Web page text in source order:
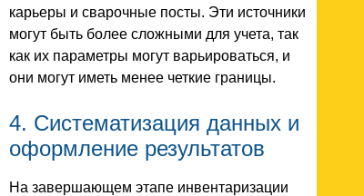
карьеры и сварочные посты. Эти источники
могут быть более сложными для учета, так
как их параметры могут варьироваться, и
они могут иметь менее четкие границы.
4. Систематизация данных и
оформление результатов
На завершающем этапе инвентаризации